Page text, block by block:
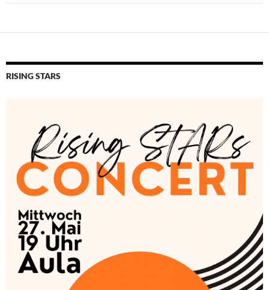
RISING STARS